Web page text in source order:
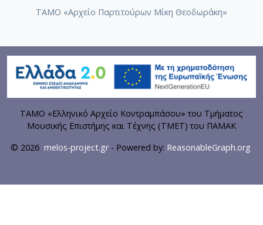
ΤΑΜΟ «Αρχείο Παρτιτούρων Μίκη Θεοδωράκη»
ΤΑΜΟ «Ελληνικό Αρχείο Κοντραμπάσου» του Τμήματος
Μουσικής Επιστήμης και Τέχνης (ΤΜΕΤ) του ΠΑΜΑΚ
© 2026 melos-project.gr- Powered by: ReasonableGraph.org